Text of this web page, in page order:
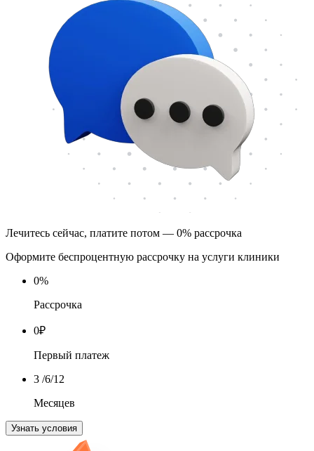
Лечитесь сейчас, платите потом — 0% рассрочка
Оформите беспроцентную рассрочку на услуги клиники
0%
Рассрочка
0₽
Первый платеж
3 /6/12
Месяцев
Узнать условия